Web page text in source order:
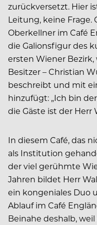
zurückversetzt. Hier
Leitung, keine Frage.
Oberkellner im Café
die Galionsfigur des
ersten Wiener
Besitzer – Christian
beschreibt und mit
hinzufügt: „Ich bin
die Gäste ist der Herr
In diesem Café, das
als Institution
der viel gerühmte
Jahren bildet Herr
ein kongeniales Duo
Ablauf im Café
Beinahe deshalb,